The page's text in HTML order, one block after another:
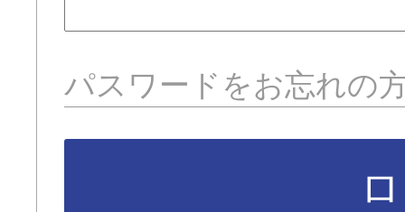
パスワードをお忘れの